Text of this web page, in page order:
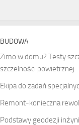
BUDOWA
Zimo w domu? Testy
szczelności powietrznej
Ekipa do zadań
Remont-konieczna
Podstawy geodezji